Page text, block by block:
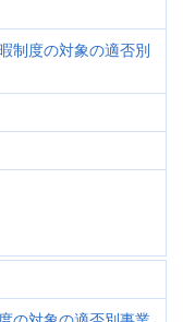
制度の対象の適否別